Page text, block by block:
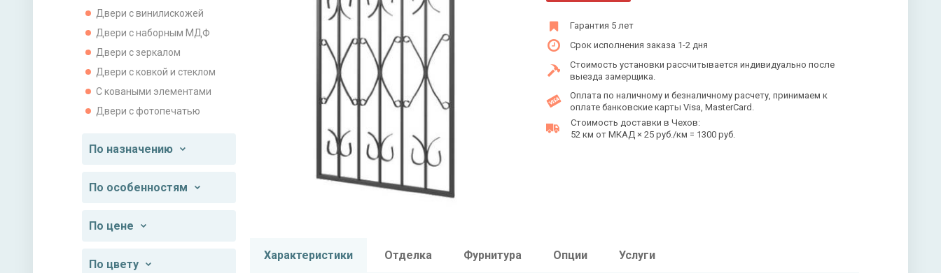
Двери с винилискожей
Двери с наборным МДФ
Двери с зеркалом
Двери с ковкой и стеклом
С коваными элементами
Двери с фотопечатью
По назначению
По особенностям
По цене
По цвету
Гарантия 5 лет
Срок исполнения заказа 1-2 дня
Стоимость установки рассчитывается индивидуально после
выезда замерщика.
Оплата по наличному и безналичному расчету, принимаем к
оплате банковские карты Visa, MasterCard.
Стоимость доставки в Чехов:
52 км от МКАД × 25 руб./км = 1300 руб.
Характеристики Отделка Фурнитура Опции Услуги